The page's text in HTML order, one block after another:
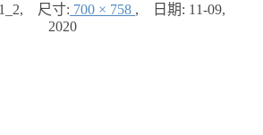
, 尺寸: 700 × 758 , 日期: 11-09,
2020